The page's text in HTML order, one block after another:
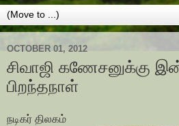
OCTOBER 01, 2012
சிவாஜி கணேசனுக்கு
பிறந்தநாள்
நடிகர் திலகம்